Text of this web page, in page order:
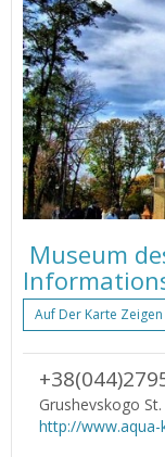
Museum
Auf Der Karte Zeigen
Grushevskogo
http://www.aqua-